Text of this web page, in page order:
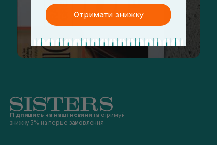
Підпишись на наші новини та отримуй
знижку 5% на перше замовлення
Отримати знижку